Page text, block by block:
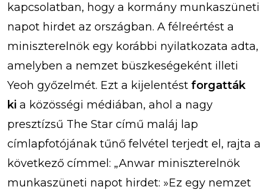
kapcsolatban, hogy a kormány munkaszüneti
napot hirdet az országban. A félreértést a
miniszterelnök egy korábbi nyilatkozata adta,
amelyben a nemzet büszkeségeként illeti
Yeoh győzelmét. Ezt a kijelentést forgatták
ki a közösségi médiában, ahol a nagy
presztízsű The Star című maláj lap
címlapfotójának tűnő felvétel terjedt el, rajta a
következő címmel: „Anwar miniszterelnök
munkaszüneti napot hirdet: »Ez egy nemzet